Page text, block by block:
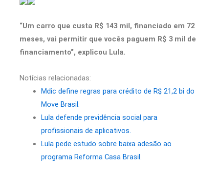
“Um carro que custa R$ 143 mil, financiado em 72
meses, vai permitir que vocês paguem R$ 3 mil de
financiamento”, explicou Lula.
Notícias relacionadas:
Mdic define regras para crédito de R$ 21,2 bi do
Move Brasil.
Lula defende previdência social para
profissionais de aplicativos.
Lula pede estudo sobre baixa adesão ao
programa Reforma Casa Brasil.